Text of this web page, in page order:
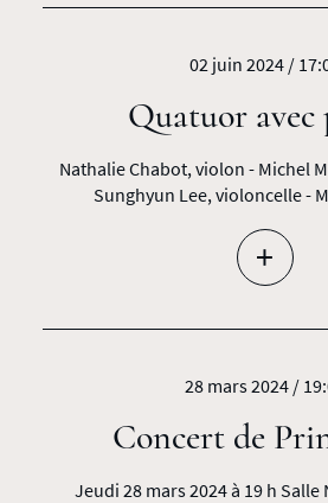
02 juin 2024 /
Quatuor avec
Nathalie Chabot, violon - Michel
Sunghyun Lee, violoncelle -
+
28 mars 2024 /
Concert de
Jeudi 28 mars 2024 à 19 h